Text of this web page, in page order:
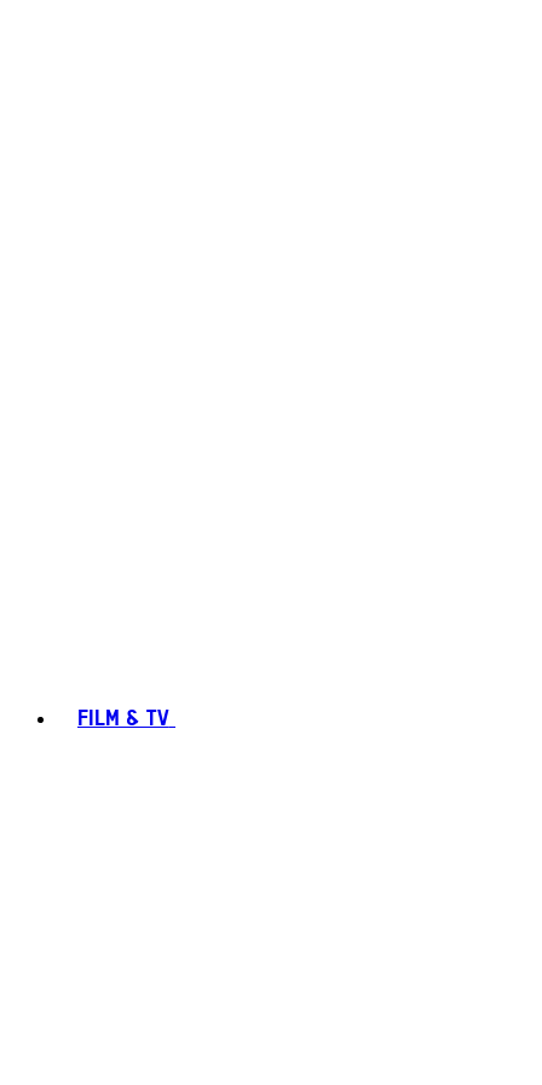
FILM & TV